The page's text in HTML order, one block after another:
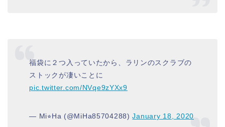
福袋に２つ入っていたから、ラリンのスクラブの
ストックが凄いことに
pic.twitter.com/NVqe9zYXx9
— Mi⭐︎Ha (@MiHa85704288)January 18, 2020